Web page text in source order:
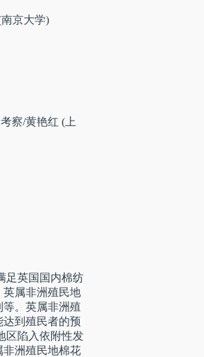
京大学)
察/黄艳红 (上
足英国国内棉纺
属非洲殖民地
。英属非洲殖
到殖民者的预
区陷入依附性发
非洲殖民地棉花